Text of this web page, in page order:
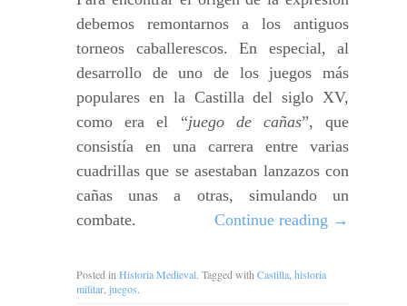
debemos remontarnos a los antiguos
torneos caballerescos. En especial, al
desarrollo de uno de los juegos más
populares en la Castilla del siglo XV,
como era el “juego de cañas”, que
consistía en una carrera entre varias
cuadrillas que se asestaban lanzazos con
cañas unas a otras, simulando un
combate.
Continue reading →
Posted in Historia Medieval. Tagged with Castilla historia
militar juegos.